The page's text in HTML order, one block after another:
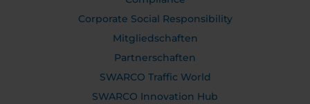
Corporate Social Responsibility
Mitgliedschaften
Partnerschaften
SWARCO Traffic World
SWARCO Innovation Hub